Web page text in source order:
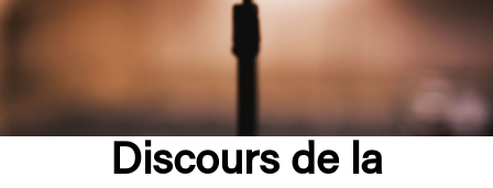
Discours de la